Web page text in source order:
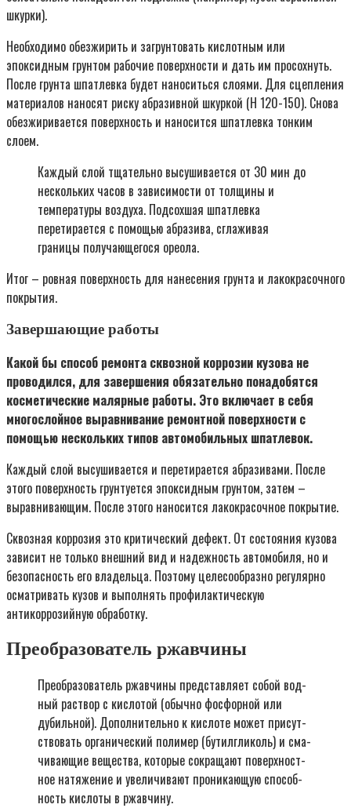
шкурки).
Необходимо обезжирить и загрунтовать кислотным или
эпоксидным грунтом рабочие поверхности и дать им просохнуть.
После грунта шпатлевка будет наноситься слоями. Для сцепления
материалов наносят риску абразивной шкуркой (Н 120-150). Снова
обезжиривается поверхность и наносится шпатлевка тонким
слоем.
Каждый слой тщательно высушивается от 30 мин до
нескольких часов в зависимости от толщины и
температуры воздуха. Подсохшая шпатлевка
перетирается с помощью абразива, сглаживая
границы получающегося ореола.
Итог – ровная поверхность для нанесения грунта и лакокрасочного
покрытия.
Завершающие работы
Какой бы способ ремонта сквозной коррозии кузова не
проводился, для завершения обязательно понадобятся
косметические малярные работы. Это включает в себя
многослойное выравнивание ремонтной поверхности с
помощью нескольких типов автомобильных шпатлевок.
Каждый слой высушивается и перетирается абразивами. После
этого поверхность грунтуется эпоксидным грунтом, затем –
выравнивающим. После этого наносится лакокрасочное покрытие.
Сквозная коррозия это критический дефект. От состояния кузова
зависит не только внешний вид и надежность автомобиля, но и
безопасность его владельца. Поэтому целесообразно регулярно
осматривать кузов и выполнять профилактическую
антикоррозийную обработку.
Преобразователь ржавчины
Пре­об­ра­зо­ва­тель ржав­чи­ны пред­став­ля­ет собой вод­
ный рас­твор с кис­ло­той (обыч­но фос­фор­ной или
дубиль­ной). Допол­ни­тель­но к кис­ло­те может при­сут­
ство­вать орга­ни­че­ский поли­мер (бути­лг­ли­коль) и сма­
чи­ва­ю­щие веще­ства, кото­рые сокра­ща­ют поверх­ност­
ное натя­же­ние и уве­ли­чи­ва­ют про­ни­ка­ю­щую спо­соб­
ность кис­ло­ты в ржав­чи­ну.